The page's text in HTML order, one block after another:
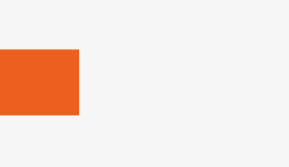
、変更後のサービスを含
ます。
Biz/Zine」「HRzine」